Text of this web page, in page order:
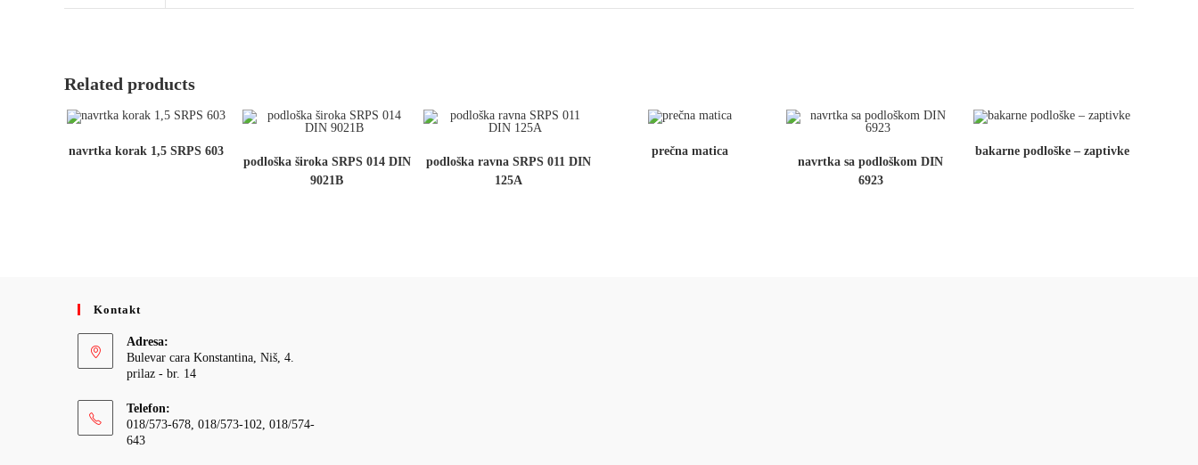
Related products
navrtka korak 1,5 SRPS 603
podloška široka SRPS 014 DIN
9021B
podloška ravna SRPS 011 DIN
125A
prečna matica
navrtka sa podloškom DIN
6923
bakarne podloške – zaptivke
Kontakt
Adresa:
Bulevar cara Konstantina, Niš, 4.
prilaz - br. 14
Telefon:
018/573-678, 018/573-102, 018/574-
643